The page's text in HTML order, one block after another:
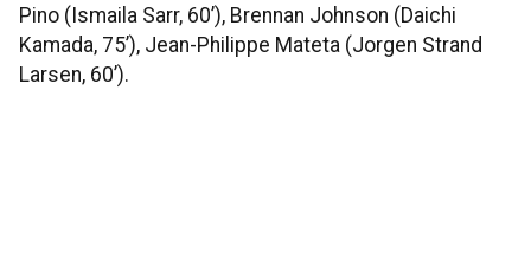
Pino (Ismaila Sarr, 60’), Brennan Johnson (Daichi
Kamada, 75’), Jean-Philippe Mateta (Jorgen Strand
Larsen, 60’).